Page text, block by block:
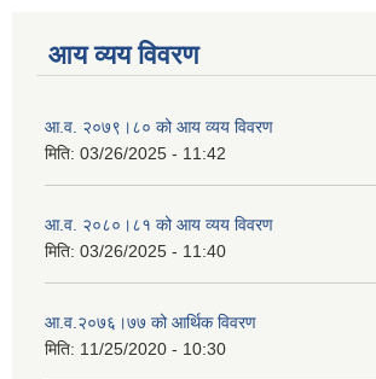
आय व्यय विवरण
आ.व. २०७९।८० को आय व्यय विवरण
मिति: 03/26/2025 - 11:42
आ.व. २०८०।८१ को आय व्यय विवरण
मिति: 03/26/2025 - 11:40
आ.व.२०७६।७७ को आर्थिक विवरण
मिति: 11/25/2020 - 10:30